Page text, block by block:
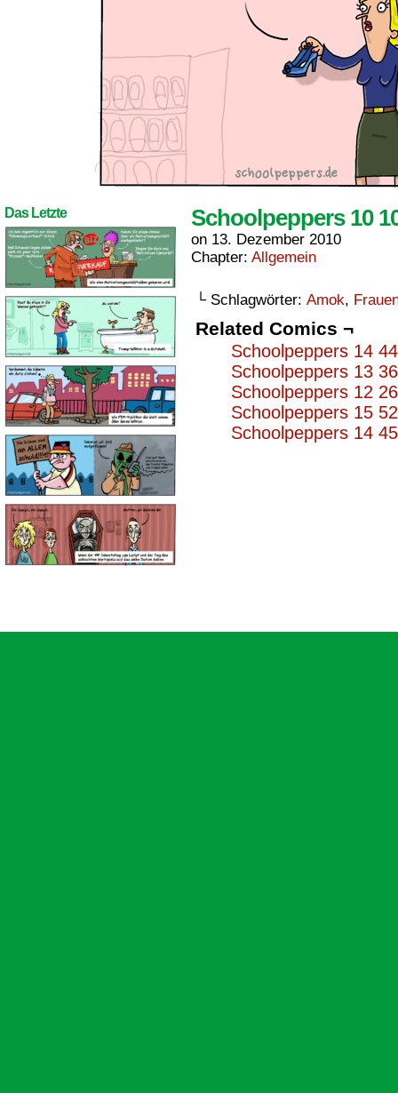
Das Letzte Schoolpeppers 10
on 13. Dezember 2010
Chapter: Allgemein
└ Schlagwörter: Amok,
Related Comics ¬
Schoolpeppers 14
Schoolpeppers 13
Schoolpeppers 12
Schoolpeppers 15
Schoolpeppers 14